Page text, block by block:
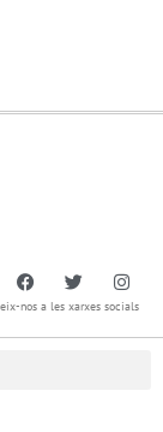
nos a les xarxes socials